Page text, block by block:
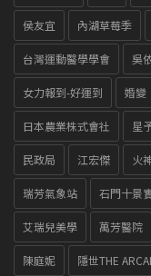
侯友宜 內湖草莓季
台灣運動醫學學會 吳
女力報到-好運到 婚變
日本農業株式會社 星
民政局 江宏傑 火
瑞芳氣象站 石門十景
艾瑞兒美學 萬芳醫院
陳庭妮 隱世THE